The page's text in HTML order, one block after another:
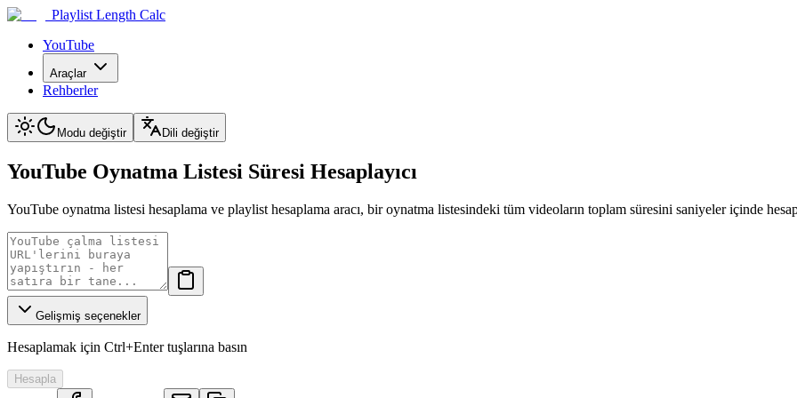
Playlist Length Calc
YouTube
Araçlar
Rehberler
Modu değiştir Dili değiştir
YouTube Oynatma Listesi Süresi Hesaplayıcı
YouTube oynatma listesi hesaplama ve playlist hesaplama aracı, bir oynatma listesindeki tüm videoların toplam süresini saniyeler içinde
Gelişmiş seçenekler
Hesaplamak için Ctrl+Enter tuşlarına basın
Hesapla